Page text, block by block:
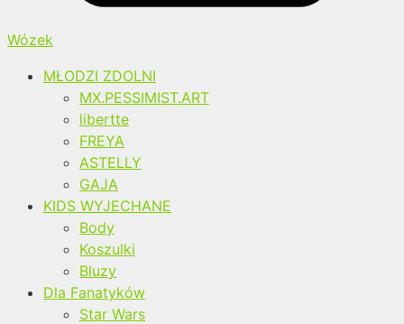
Wózek
MŁODZI ZDOLNI
MX.PESSIMIST.ART
libertte
FREYA
ASTELLY
GAJA
KIDS WYJECHANE
Body
Koszulki
Bluzy
Dla Fanatyków
Star Wars